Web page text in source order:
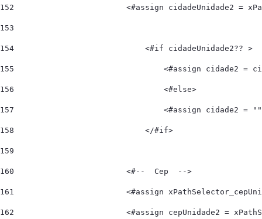
152
<#assign cidadeUnidade2 =
153
154
                            <#if cidadeUnidade2?? >
155
<#assign cidade2 =
156
                                <#else>
157
<#assign cidade2 =
158
                            </#if>
159
160
                        <#--  Cep  -->
161
<#assign
162
<#assign cepUnidade2 =